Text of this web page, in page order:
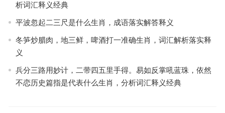
析词汇释义经典
平波忽起二三尺是什么生肖，成语落实解答释义
冬笋炒腊肉，地三鲜，啤酒打一准确生肖，词汇解析落实释
义
兵分三路用妙计，二带四五里手得。易如反掌吼蓝珠，依然
不恋历史篇指是代表什么生肖，分析词汇释义经典